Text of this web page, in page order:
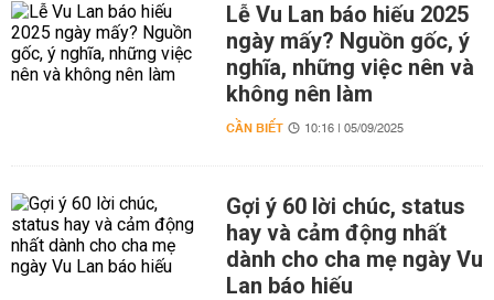
Lễ Vu Lan báo hiếu 2025
ngày mấy? Nguồn gốc, ý
nghĩa, những việc nên và
không nên làm
CẦN BIẾT 10:16 | 05/09/2025
Gợi ý 60 lời chúc, status
hay và cảm động nhất
dành cho cha mẹ ngày Vu
Lan báo hiếu